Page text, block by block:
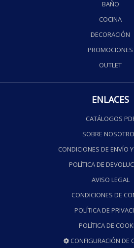
BAÑO
COCINA
DECORACIÓN
PROMOCIONES
OUTLET
ENLACES
CATÁLOGOS
SOBRE
CONDICIONES DE ENVÍO
POLÍTICA DE
AVISO LEGAL
CONDICIONES DE
POLÍTICA DE
POLÍTICA DE
CONFIGURACIÓN DE